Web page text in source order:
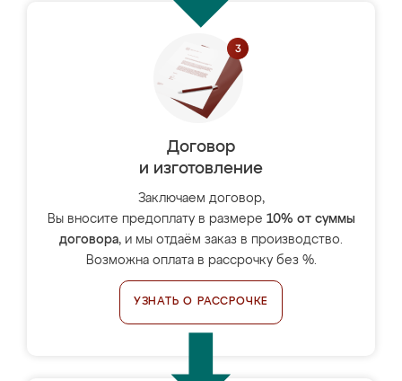
Договор
и изготовление
Заключаем договор,
Вы вносите предоплату в размере 10% от суммы
договора, и мы отдаём заказ в производство.
Возможна оплата в рассрочку без %.
УЗНАТЬ О РАССРОЧКЕ